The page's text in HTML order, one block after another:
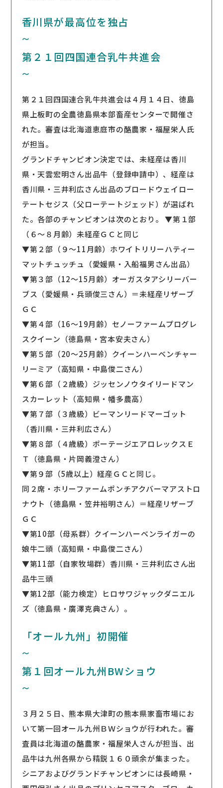
香川県が最高位を独占
〜
第２１回四国連合乳牛共進会
〜
第２１回四国連合乳牛共進会は４月１４日、徳島
県上板町の全農徳島県本部畜産センターで開催さ
れた。審査は北海道恵庭市の酪農家・福屋栄人氏
が担当。
グランドチャンピオン決定では、未経産は香川
県・天雲宏明さん出品牛（登録申請中）、経産は
香川県・三井利広さん出品のブロードウェイロー
テートセジス（父ローテートジェッド）が選ばれ
た。各部のチャンピオンは次のとおり。 ▼第１部
（６〜８月齢）未経産ＧＣと同じ
▼第２部（９〜11月齢）ホワイトリリーハティー
マットチュッチュ（愛媛県・入船福男さん出品）
▼第３部（12〜15月齢）オーガスタアシリーバー
ブス（愛媛県・兵頭俊三さん）＝未経産リザーブ
ＧＣ
▼第４部（16〜19月齢）セノーファームプログレ
スクイーン（徳島県・宮本安夫さん）
▼第５部（20〜25月齢）クイーンハーベンチャー
リーミア（高知県・中島俊二さん）
▼第６部（２歳級）ジッセンノウタイリードマン
スカーレット（高知県・幡多農高）
▼第７部（３歳級）ビーマンリードマーゴット
（香川県・三井利広さん）
▼第８部（４歳級）ポーテージエアロレックスＥ
Ｔ（徳島県・片岡義澄さん）
▼第９部（5歳以上）経産ＧＣと同じ。
同２席・ホリーファームポンチアクバーマアストロ
ナウト（徳島県・笠井裕明さん）＝経産リザーブ
ＧＣ
▼第10部（母系群）クイーンハーベンライガーの
娘牛二頭（高知県・中島俊二さん）
▼第11部（自家牧場群）香川県・三井利広さん出
品牛三頭
▼第12部（能力検定）ヒロサワジャックダニエル
ズ（徳島県・廣澤克典さん）。
「オール九州」初開催
〜
第１回オール九州BWショウ
〜
３月２５日、熊本県大津町の熊本県家畜市場にお
いて第一回オール九州ＢＷショウが行われた。審
査員は北海道の酪農家・福屋栄人さんが担当、出
品牛は九州各県から精鋭１６０頭余が集まった。
シニアおよびグランドチャンピオンには長崎県・